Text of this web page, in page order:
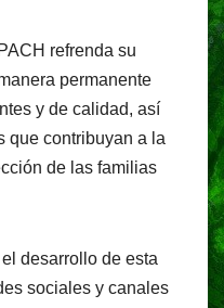
refrenda su
permanente
y de calidad, así
que contribuyan a la
de las familias
desarrollo de esta
sociales y canales